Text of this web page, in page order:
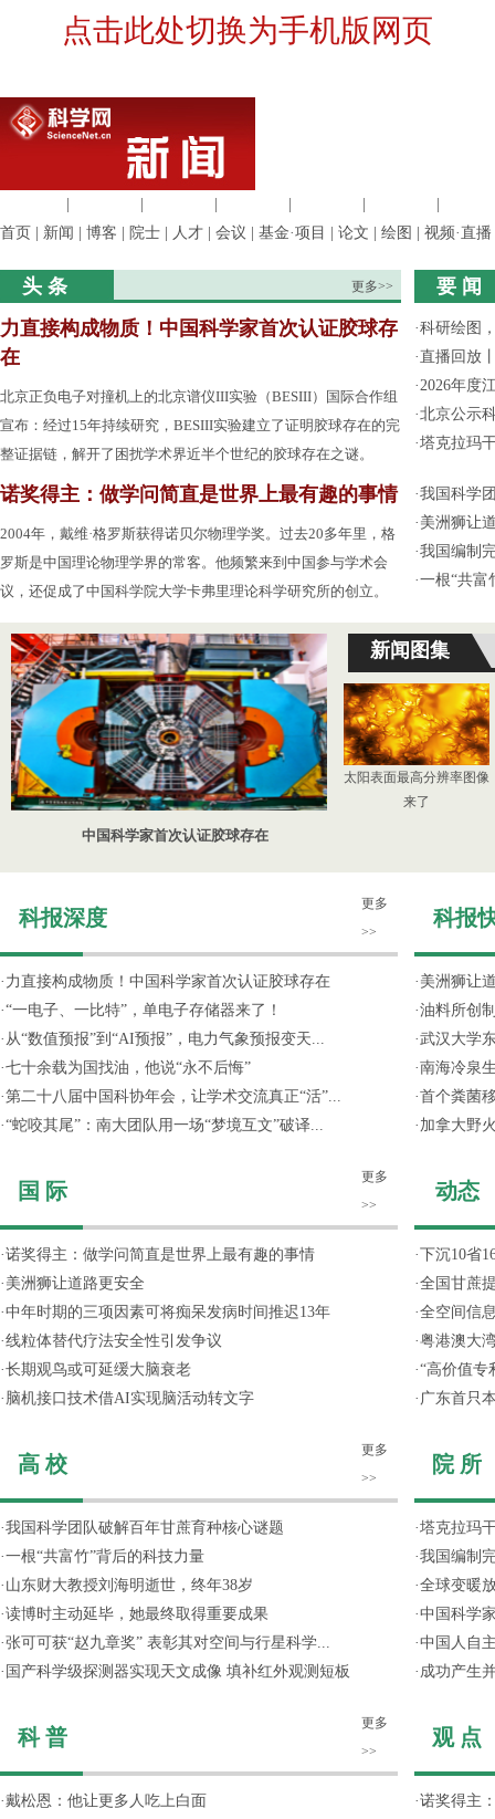
点击此处切换为手机版网页
首页
新闻 博客 院士 人才 会议 基金·项目 论文 绘图 视频·直播
头 条 更多>>
力直接构成物质！中国科学家首次认证胶球存
在
北京正负电子对撞机上的北京谱仪III实验（BESIII）国际合作组
宣布：经过15年持续研究，BESIII实验建立了证明胶球存在的完
整证据链，解开了困扰学术界近半个世纪的胶球存在之谜。
诺奖得主：做学问简直是世界上最有趣的事情
2004年，戴维·格罗斯获得诺贝尔物理学奖。过去20多年里，格
罗斯是中国理论物理学界的常客。他频繁来到中国参与学术会
议，还促成了中国科学院大学卡弗里理论科学研究所的创立。
要 闻
·科研绘图
·直播回放
·2026年度
·北京公示
·塔克拉玛
·我国科学
· 美洲狮让
·我国编制
·一根“共富
中国科学家首次认证胶球存在
新闻图集
太阳表面最高分辨率图像
来了
科报深度
更多
>>
· 力直接构成物质！中国科学家首次认证胶球存在
·“一电子、一比特”，单电子存储器来了！
· 从“数值预报”到“AI预报”，电力气象预报变天...
·七十余载为国找油，他说“永不后悔”
·第二十八届中国科协年会，让学术交流真正“活”...
·“蛇咬其尾”：南大团队用一场“梦境互文”破译...
国 际
更多
>>
·诺奖得主：做学问简直是世界上最有趣的事情
· 美洲狮让道路更安全
·中年时期的三项因素可将痴呆发病时间推迟13年
·线粒体替代疗法安全性引发争议
·长期观鸟或可延缓大脑衰老
· 脑机接口技术借AI实现脑活动转文字
高 校
更多
>>
·我国科学团队破解百年甘蔗育种核心谜题
·一根“共富竹”背后的科技力量
· 山东财大教授刘海明逝世，终年38岁
·读博时主动延毕，她最终取得重要成果
·张可可获“赵九章奖” 表彰其对空间与行星科学...
· 国产科学级探测器实现天文成像 填补红外观测短板
科 普
更多
>>
·戴松恩：他让更多人吃上白面
科报
· 美洲狮让
·油料所创
·武汉大学
·南海冷泉
·首个粪菌
· 加拿大野
动态
·下沉10省
·全国甘蔗
·全空间信
·粤港澳大
·“高价值专
· 广东首只
院 所
·塔克拉玛
·我国编制
·全球变暖
·中国科学
·中国人自
· 成功产生
观 点
·诺奖得主